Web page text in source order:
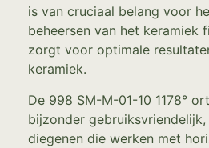
is van cruciaal belang voor
beheersen van het keramiek
zorgt voor optimale
keramiek.
De 998 SM-M-01-10 1178°
bijzonder
diegenen die werken met